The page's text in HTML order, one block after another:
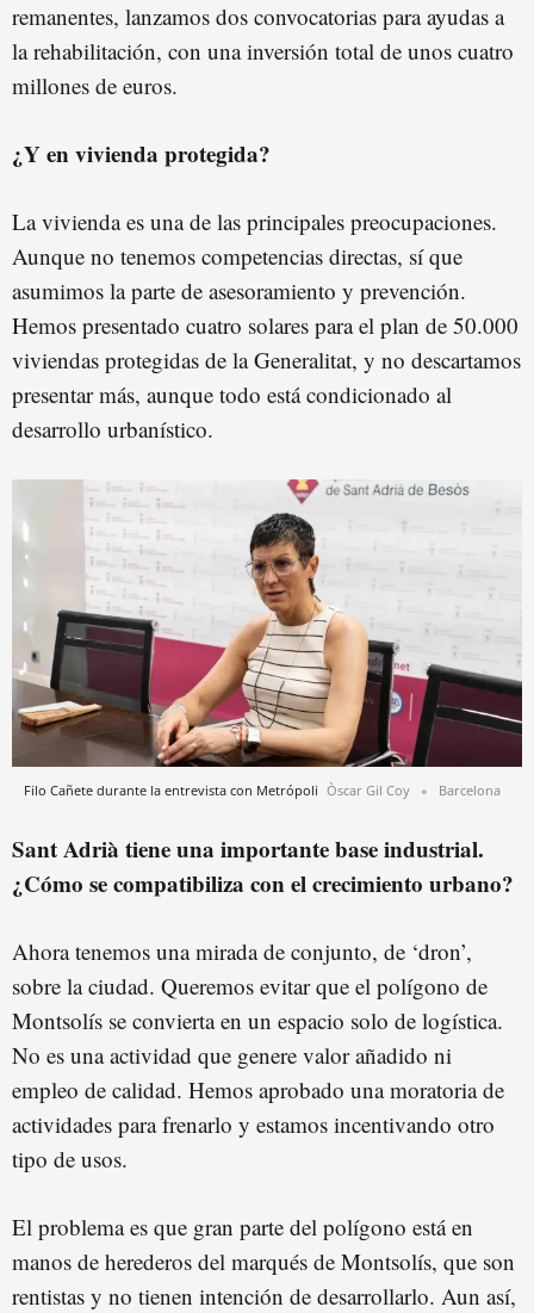
remanentes, lanzamos dos convocatorias para ayudas a
la rehabilitación, con una inversión total de unos cuatro
millones de euros.
¿Y en vivienda protegida?
La vivienda es una de las principales preocupaciones.
Aunque no tenemos competencias directas, sí que
asumimos la parte de asesoramiento y prevención.
Hemos presentado cuatro solares para el plan de 50.000
viviendas protegidas de la Generalitat, y no descartamos
presentar más, aunque todo está condicionado al
desarrollo urbanístico.
Filo Cañete durante la entrevista con Metrópoli Òscar Gil Coy Barcelona
Sant Adrià tiene una importante base industrial.
¿Cómo se compatibiliza con el crecimiento urbano?
Ahora tenemos una mirada de conjunto, de ‘dron’,
sobre la ciudad. Queremos evitar que el polígono de
Montsolís se convierta en un espacio solo de logística.
No es una actividad que genere valor añadido ni
empleo de calidad. Hemos aprobado una moratoria de
actividades para frenarlo y estamos incentivando otro
tipo de usos.
El problema es que gran parte del polígono está en
manos de herederos del marqués de Montsolís, que son
rentistas y no tienen intención de desarrollarlo. Aun así,